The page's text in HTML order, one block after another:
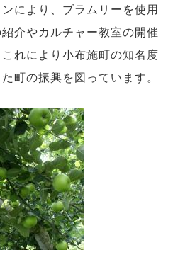
により、ブラムリーを使用
介やカルチャー教室の開催
れにより小布施町の知名度
町の振興を図っています。